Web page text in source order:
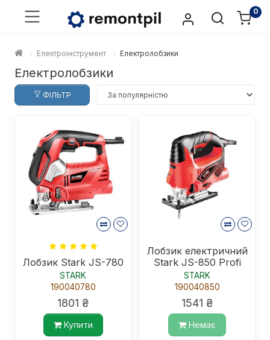
0
Електроінструмент Електролобзики
Електролобзики
ФІЛЬТР
Лобзик Stark JS-780
STARK
190040780
1801 ₴
Купити
Лобзик електричний
Stark JS-850 Profi
STARK
190040850
1541 ₴
Немає